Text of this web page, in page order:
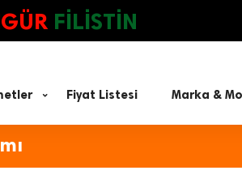
FİLİSTİN
Fiyat Listesi Marka &